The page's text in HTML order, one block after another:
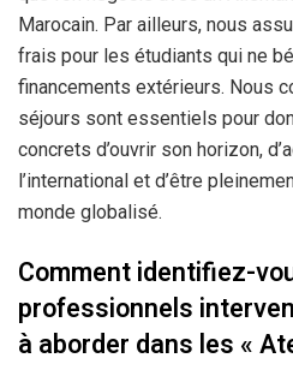
Marocain. Par ailleurs, nous
frais pour les étudiants qui ne
financements extérieurs. Nous
séjours sont essentiels pour
concrets d’ouvrir son horizon,
l’international et d’être
monde globalisé.
Comment identifiez-
professionnels
à aborder dans les «